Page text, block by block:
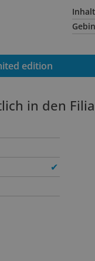
Inhalt
edition
in den
✔